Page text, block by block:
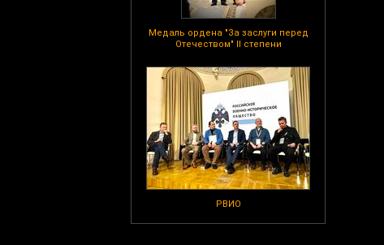
Медаль ордена "За заслуги перед
Отечеством" II степени
РВИО